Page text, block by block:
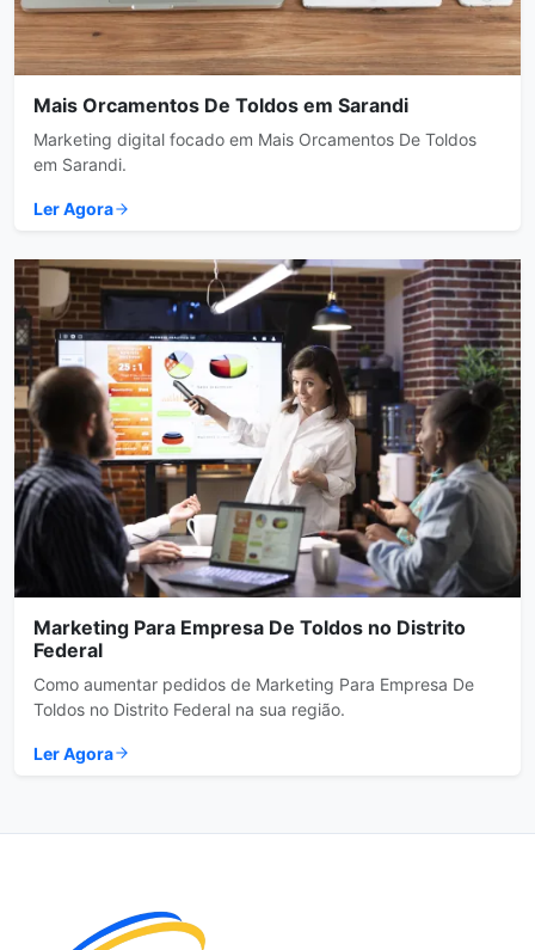
Mais Orcamentos De Toldos em Sarandi
Marketing digital focado em Mais Orcamentos De Toldos
em Sarandi.
Ler Agora
Marketing Para Empresa De Toldos no Distrito
Federal
Como aumentar pedidos de Marketing Para Empresa De
Toldos no Distrito Federal na sua região.
Ler Agora